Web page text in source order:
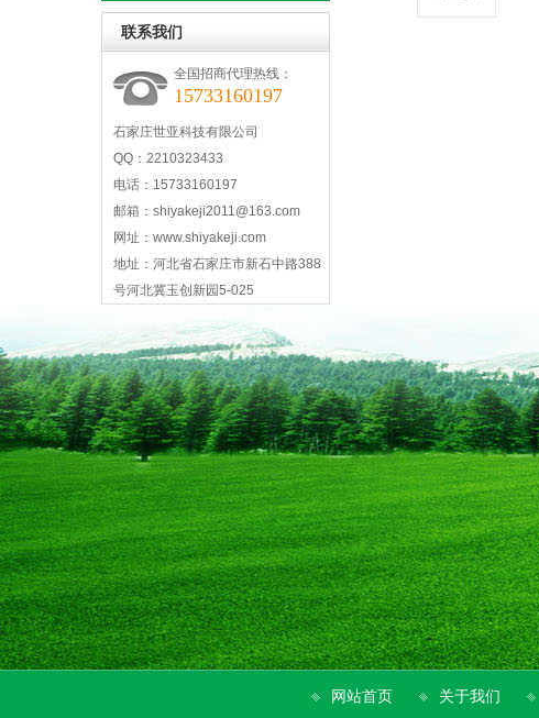
联系我们
全国招商代理热线：
15733160197
石家庄世亚科技有限公司
QQ：2210323433
电话：15733160197
邮箱：shiyakeji2011@163.com
网址：www.shiyakeji.com
地址：河北省石家庄市新石中路388
号河北冀玉创新园5-025
网站首页 关于我们